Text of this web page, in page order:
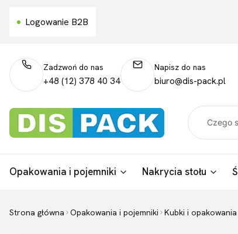
Logowanie B2B
Zadzwoń do nas
+48 (12) 378 40 34
Napisz do nas
biuro@dis-pack.pl
Opakowania i pojemniki Nakrycia stołu
Strona główna Opakowania i pojemniki Kubki i